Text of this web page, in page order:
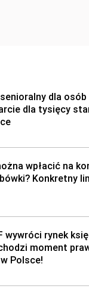
dla osób
dla tysięcy
wpłacić na
Konkretny
wywróci rynek
moment
Polsce!